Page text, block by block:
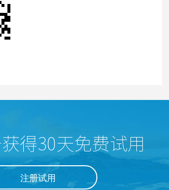
得30天免费试用
注册试用